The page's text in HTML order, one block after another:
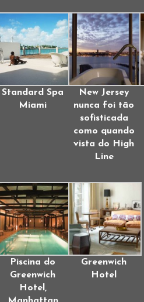
Standard Spa
Miami
New Jersey
nunca foi tão
sofisticada
como quando
vista do High
Line
Piscina do
Greenwich
Hotel,
Greenwich
Hotel